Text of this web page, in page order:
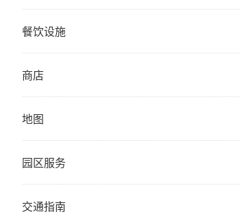
餐饮设施
商店
地图
园区服务
交通指南